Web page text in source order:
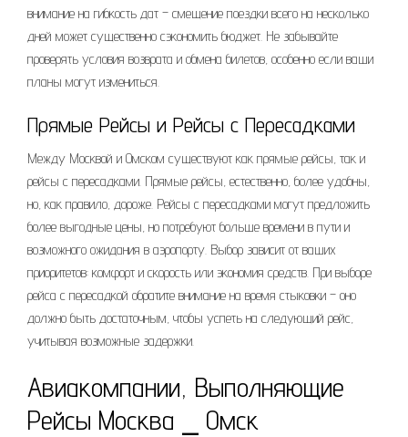
внимание на гибкость дат – смещение поездки всего на несколько
дней может существенно сэкономить бюджет. Не забывайте
проверять условия возврата и обмена билетов, особенно если ваши
планы могут измениться.
Прямые Рейсы и Рейсы с Пересадками
Между Москвой и Омском существуют как прямые рейсы, так и
рейсы с пересадками. Прямые рейсы, естественно, более удобны,
но, как правило, дороже. Рейсы с пересадками могут предложить
более выгодные цены, но потребуют больше времени в пути и
возможного ожидания в аэропорту. Выбор зависит от ваших
приоритетов: комфорт и скорость или экономия средств. При выборе
рейса с пересадкой обратите внимание на время стыковки – оно
должно быть достаточным, чтобы успеть на следующий рейс,
учитывая возможные задержки.
Авиакомпании, Выполняющие
Рейсы Москва ⎯ Омск